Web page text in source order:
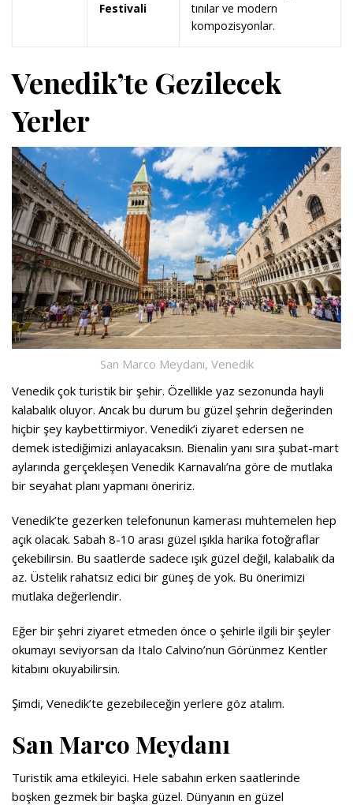
Festivali
tınılar ve modern
kompozisyonlar.
Venedik’te Gezilecek
Yerler
San Marco Meydanı, Venedik
Venedik çok turistik bir şehir. Özellikle yaz sezonunda hayli
kalabalık oluyor. Ancak bu durum bu güzel şehrin değerinden
hiçbir şey kaybettirmiyor. Venedik’i ziyaret edersen ne
demek istediğimizi anlayacaksın. Bienalin yanı sıra şubat-mart
aylarında gerçekleşen Venedik Karnavalı’na göre de mutlaka
bir seyahat planı yapmanı öneririz.
Venedik’te gezerken telefonunun kamerası muhtemelen hep
açık olacak. Sabah 8-10 arası güzel ışıkla harika fotoğraflar
çekebilirsin. Bu saatlerde sadece ışık güzel değil, kalabalık da
az. Üstelik rahatsız edici bir güneş de yok. Bu önerimizi
mutlaka değerlendir.
Eğer bir şehri ziyaret etmeden önce o şehirle ilgili bir şeyler
okumayı seviyorsan da Italo Calvino’nun Görünmez Kentler
kitabını okuyabilirsin.
Şimdi, Venedik’te gezebileceğin yerlere göz atalım.
San Marco Meydanı
Turistik ama etkileyici. Hele sabahın erken saatlerinde
boşken gezmek bir başka güzel. Dünyanın en güzel